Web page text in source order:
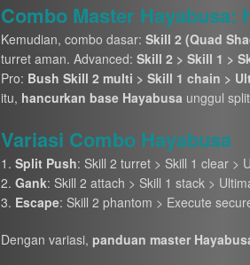
Combo Master Hayabusa:
Kemudian, combo dasar: Skill 2 (Quad
turret aman. Advanced: Skill 2 > Skill 1 >
Pro: Bush Skill 2 multi > Skill 1 chain >
itu, hancurkan base Hayabusa unggul
Variasi Combo Hayabusa
Split Push: Skill 2 turret > Skill 1 clear >
Gank: Skill 2 attach > Skill 1 stack >
Escape: Skill 2 phantom > Execute
Dengan variasi, panduan master